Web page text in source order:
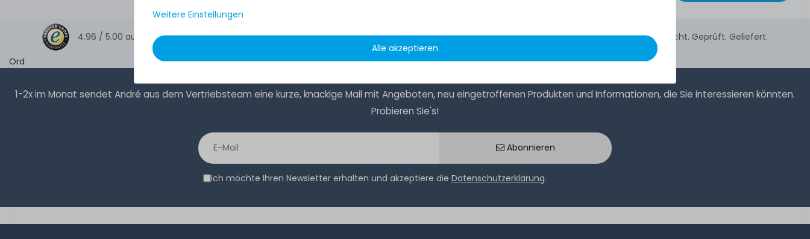
4.96 / 5.00 aus 8.500Bewertungen Gebraucht. Geprüft. Geliefert.
Ord
1-2x im Monat sendet André aus dem Vertriebsteam eine kurze, knackige Mail mit Angeboten, neu eingetroffenen Produkten und Informationen, die Sie interessieren könnten.
Probieren Sie's!
Abonnieren
Ich möchte Ihren Newsletter erhalten und akzeptiere die Datenschutzerklärung.
Weitere Einstellungen
Alle akzeptieren